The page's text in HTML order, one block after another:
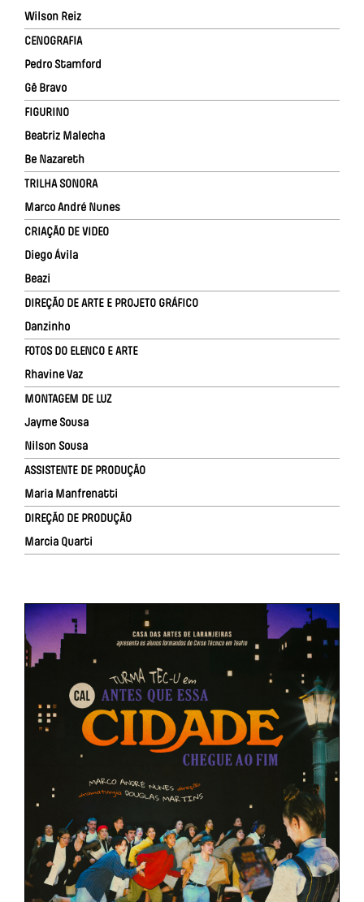
Wilson Reiz
CENOGRAFIA
Pedro Stamford
Gê Bravo
FIGURINO
Beatriz Malecha
Be Nazareth
TRILHA SONORA
Marco André Nunes
CRIAÇÃO DE VIDEO
Diego Ávila
Beazi
DIREÇÃO DE ARTE E PROJETO GRÁFICO
Danzinho
FOTOS DO ELENCO E ARTE
Rhavine Vaz
MONTAGEM DE LUZ
Jayme Sousa
Nilson Sousa
ASSISTENTE DE PRODUÇÃO
Maria Manfrenatti
DIREÇÃO DE PRODUÇÃO
Marcia Quarti